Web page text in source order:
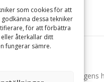
som cookies för att
dessa tekniker
för att förbättra
återkallar ditt
fungerar sämre.
mm
och anpassad för dagens